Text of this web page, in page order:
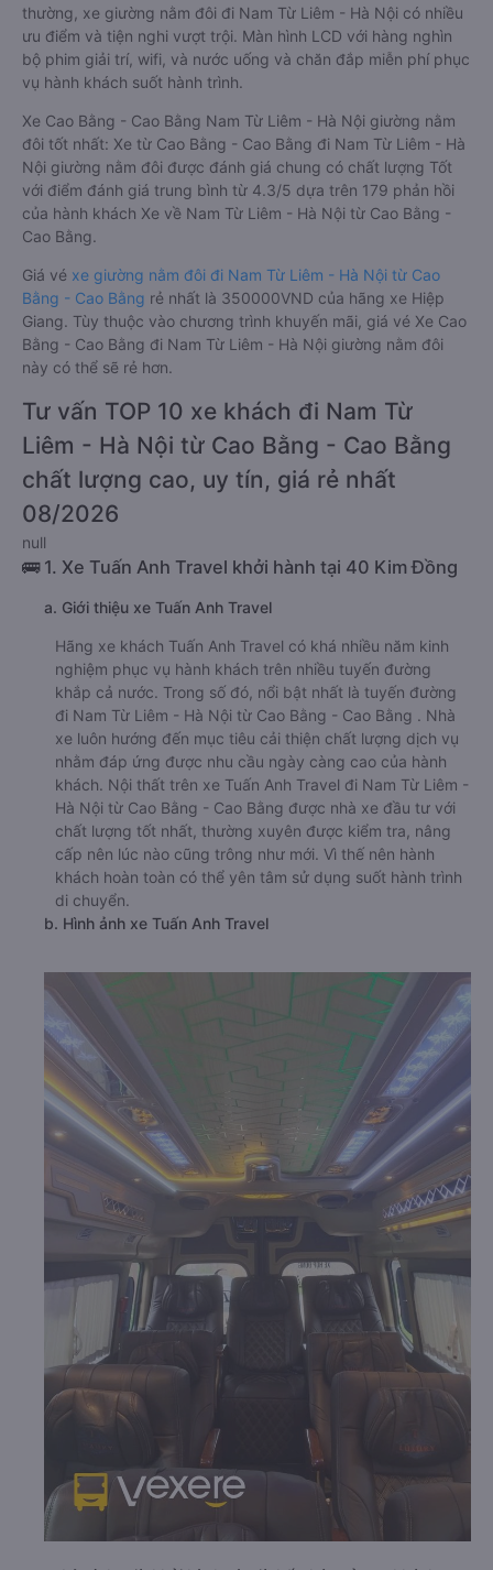
thường, xe giường nằm đôi đi Nam Từ Liêm - Hà Nội có nhiều
ưu điểm và tiện nghi vượt trội. Màn hình LCD với hàng nghìn
bộ phim giải trí, wifi, và nước uống và chăn đắp miễn phí phục
vụ hành khách suốt hành trình.
Xe Cao Bằng - Cao Bằng Nam Từ Liêm - Hà Nội giường nằm
đôi tốt nhất: Xe từ Cao Bằng - Cao Bằng đi Nam Từ Liêm - Hà
Nội giường nằm đôi được đánh giá chung có chất lượng Tốt
với điểm đánh giá trung bình từ 4.3/5 dựa trên 179 phản hồi
của hành khách Xe về Nam Từ Liêm - Hà Nội từ Cao Bằng -
Cao Bằng.
Giá vé xe giường nằm đôi đi Nam Từ Liêm - Hà Nội từ Cao
Bằng - Cao Bằng rẻ nhất là 350000VND của hãng xe Hiệp
Giang. Tùy thuộc vào chương trình khuyến mãi, giá vé Xe Cao
Bằng - Cao Bằng đi Nam Từ Liêm - Hà Nội giường nằm đôi
này có thể sẽ rẻ hơn.
Tư vấn TOP 10 xe khách đi Nam Từ
Liêm - Hà Nội từ Cao Bằng - Cao Bằng
chất lượng cao, uy tín, giá rẻ nhất
08/2026
null
🚌 1. Xe Tuấn Anh Travel khởi hành tại 40 Kim Đồng
a. Giới thiệu xe Tuấn Anh Travel
Hãng xe khách Tuấn Anh Travel có khá nhiều năm kinh
nghiệm phục vụ hành khách trên nhiều tuyến đường
khắp cả nước. Trong số đó, nổi bật nhất là tuyến đường
đi Nam Từ Liêm - Hà Nội từ Cao Bằng - Cao Bằng . Nhà
xe luôn hướng đến mục tiêu cải thiện chất lượng dịch vụ
nhằm đáp ứng được nhu cầu ngày càng cao của hành
khách. Nội thất trên xe Tuấn Anh Travel đi Nam Từ Liêm -
Hà Nội từ Cao Bằng - Cao Bằng được nhà xe đầu tư với
chất lượng tốt nhất, thường xuyên được kiểm tra, nâng
cấp nên lúc nào cũng trông như mới. Vì thế nên hành
khách hoàn toàn có thể yên tâm sử dụng suốt hành trình
di chuyển.
b. Hình ảnh xe Tuấn Anh Travel